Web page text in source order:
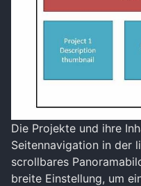
Die Projekte und ihre
Seitennavigation in der
scrollbares
breite Einstellung, um